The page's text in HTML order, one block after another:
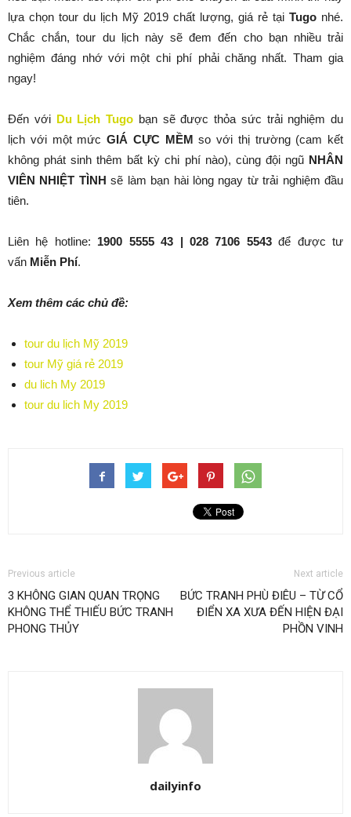
lựa chọn tour du lịch Mỹ 2019 chất lượng, giá rẻ tại Tugo nhé.
Chắc chắn, tour du lịch này sẽ đem đến cho bạn nhiều trải
nghiệm đáng nhớ với một chi phí phải chăng nhất. Tham gia
ngay!
Đến với Du Lịch Tugo bạn sẽ được thỏa sức trải nghiệm du
lịch với một mức GIÁ CỰC MỀM so với thị trường (cam kết
không phát sinh thêm bất kỳ chi phí nào), cùng đội ngũ NHÂN
VIÊN NHIỆT TÌNH sẽ làm bạn hài lòng ngay từ trải nghiệm đầu
tiên.
Liên hệ hotline: 1900 5555 43 | 028 7106 5543để được tư
vấn Miễn Phí.
Xem thêm các chủ đề:
tour du lịch Mỹ 2019
tour Mỹ giá rẻ 2019
du lich My 2019
tour du lich My 2019
Previous article
3 KHÔNG GIAN QUAN TRỌNG
KHÔNG THỂ THIẾU BỨC TRANH
PHONG THỦY
Next article
BỨC TRANH PHÙ ĐIÊU – TỪ CỔ
ĐIỂN XA XƯA ĐẾN HIỆN ĐẠI
PHỒN VINH
dailyinfo